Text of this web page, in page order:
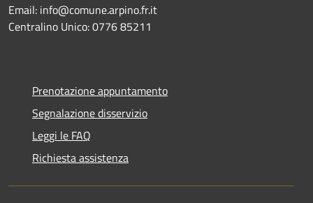
Email: info@comune.arpino.fr.it
Centralino Unico: 0776 85211
Prenotazione appuntamento
Segnalazione disservizio
Leggi le FAQ
Richiesta assistenza